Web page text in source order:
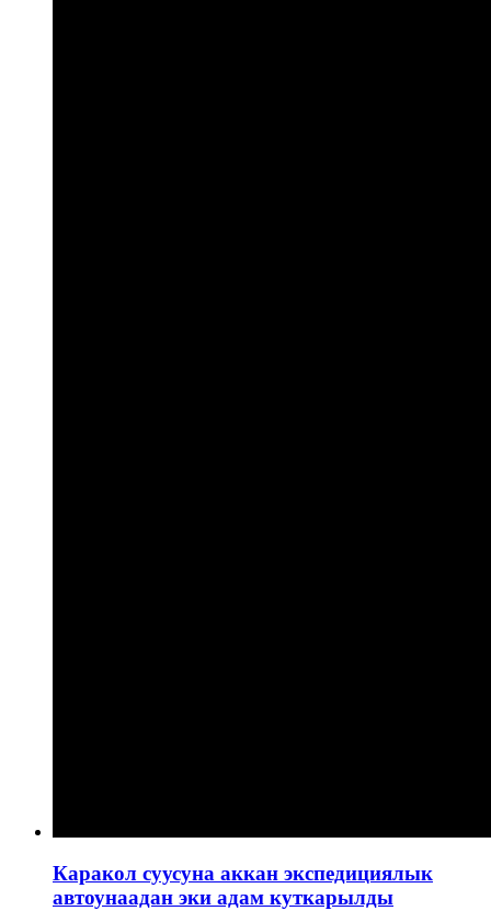
Каракол суусуна аккан экспедициялык
автоунаадан эки адам куткарылды